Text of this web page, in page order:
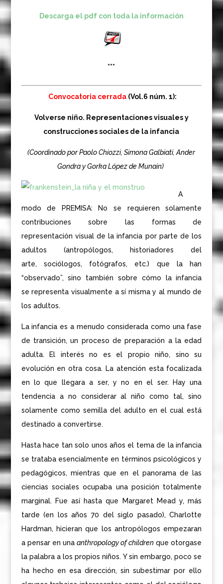
Descarga el pdf con toda la información
***
Convocatoria cerrada(Vol.6 núm. 1):
Volverse niño. Representaciones visuales y
construcciones sociales de la infancia
(Coordinado por Paolo Chiozzi, Simona Galbiati, Ander
Gondra y Gorka López de Munain)
A
modo de PREMISA: No se requieren solamente
contribuciones sobre las formas de
representación visual de la infancia por parte de los
adultos (antropólogos, historiadores del
arte, sociólogos, fotógrafos, etc.) que la han
“observado”, sino también sobre cómo la infancia
se representa visualmente a sí misma y al mundo de
los adultos.
La infancia es a menudo considerada como una fase
de transición, un proceso de preparación a la edad
adulta. El interés no es el propio niño, sino su
evolución en otra cosa. La atención esta focalizada
en lo que llegara a ser, y no en el ser. Hay una
tendencia a no considerar al niño como tal, sino
solamente como semilla del adulto en el cual está
destinado a convertirse.
Hasta hace tan solo unos años el tema de la infancia
se trataba esencialmente en términos psicológicos y
pedagógicos, mientras que en el panorama de las
ciencias sociales ocupaba una posición totalmente
marginal. Fue así hasta que Margaret Mead y, más
tarde (en los años 70 del siglo pasado), Charlotte
Hardman, hicieran que los antropólogos empezaran
a pensar en una anthropology of children que otorgase
la palabra a los propios niños. Y sin embargo, poco se
ha hecho en esa dirección, sin subestimar por ello